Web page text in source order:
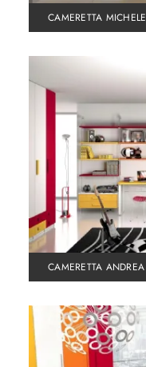
CAMERETTA MICHELE
CAMERETTA ANDREA